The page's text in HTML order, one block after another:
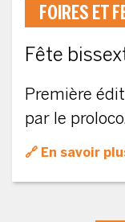
FOIRES ET
Fête
Première
par le
En savoir